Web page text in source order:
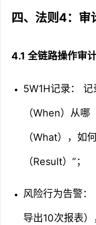
四、法则4：审
4.1 全链路操作审
5W1H记录：
（When）从
（What），如
（Result）”；
风险行为告警
导出10次报表）